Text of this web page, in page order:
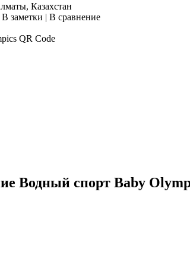
Казахстан
В заметки | В сравнение
Водный спорт Baby